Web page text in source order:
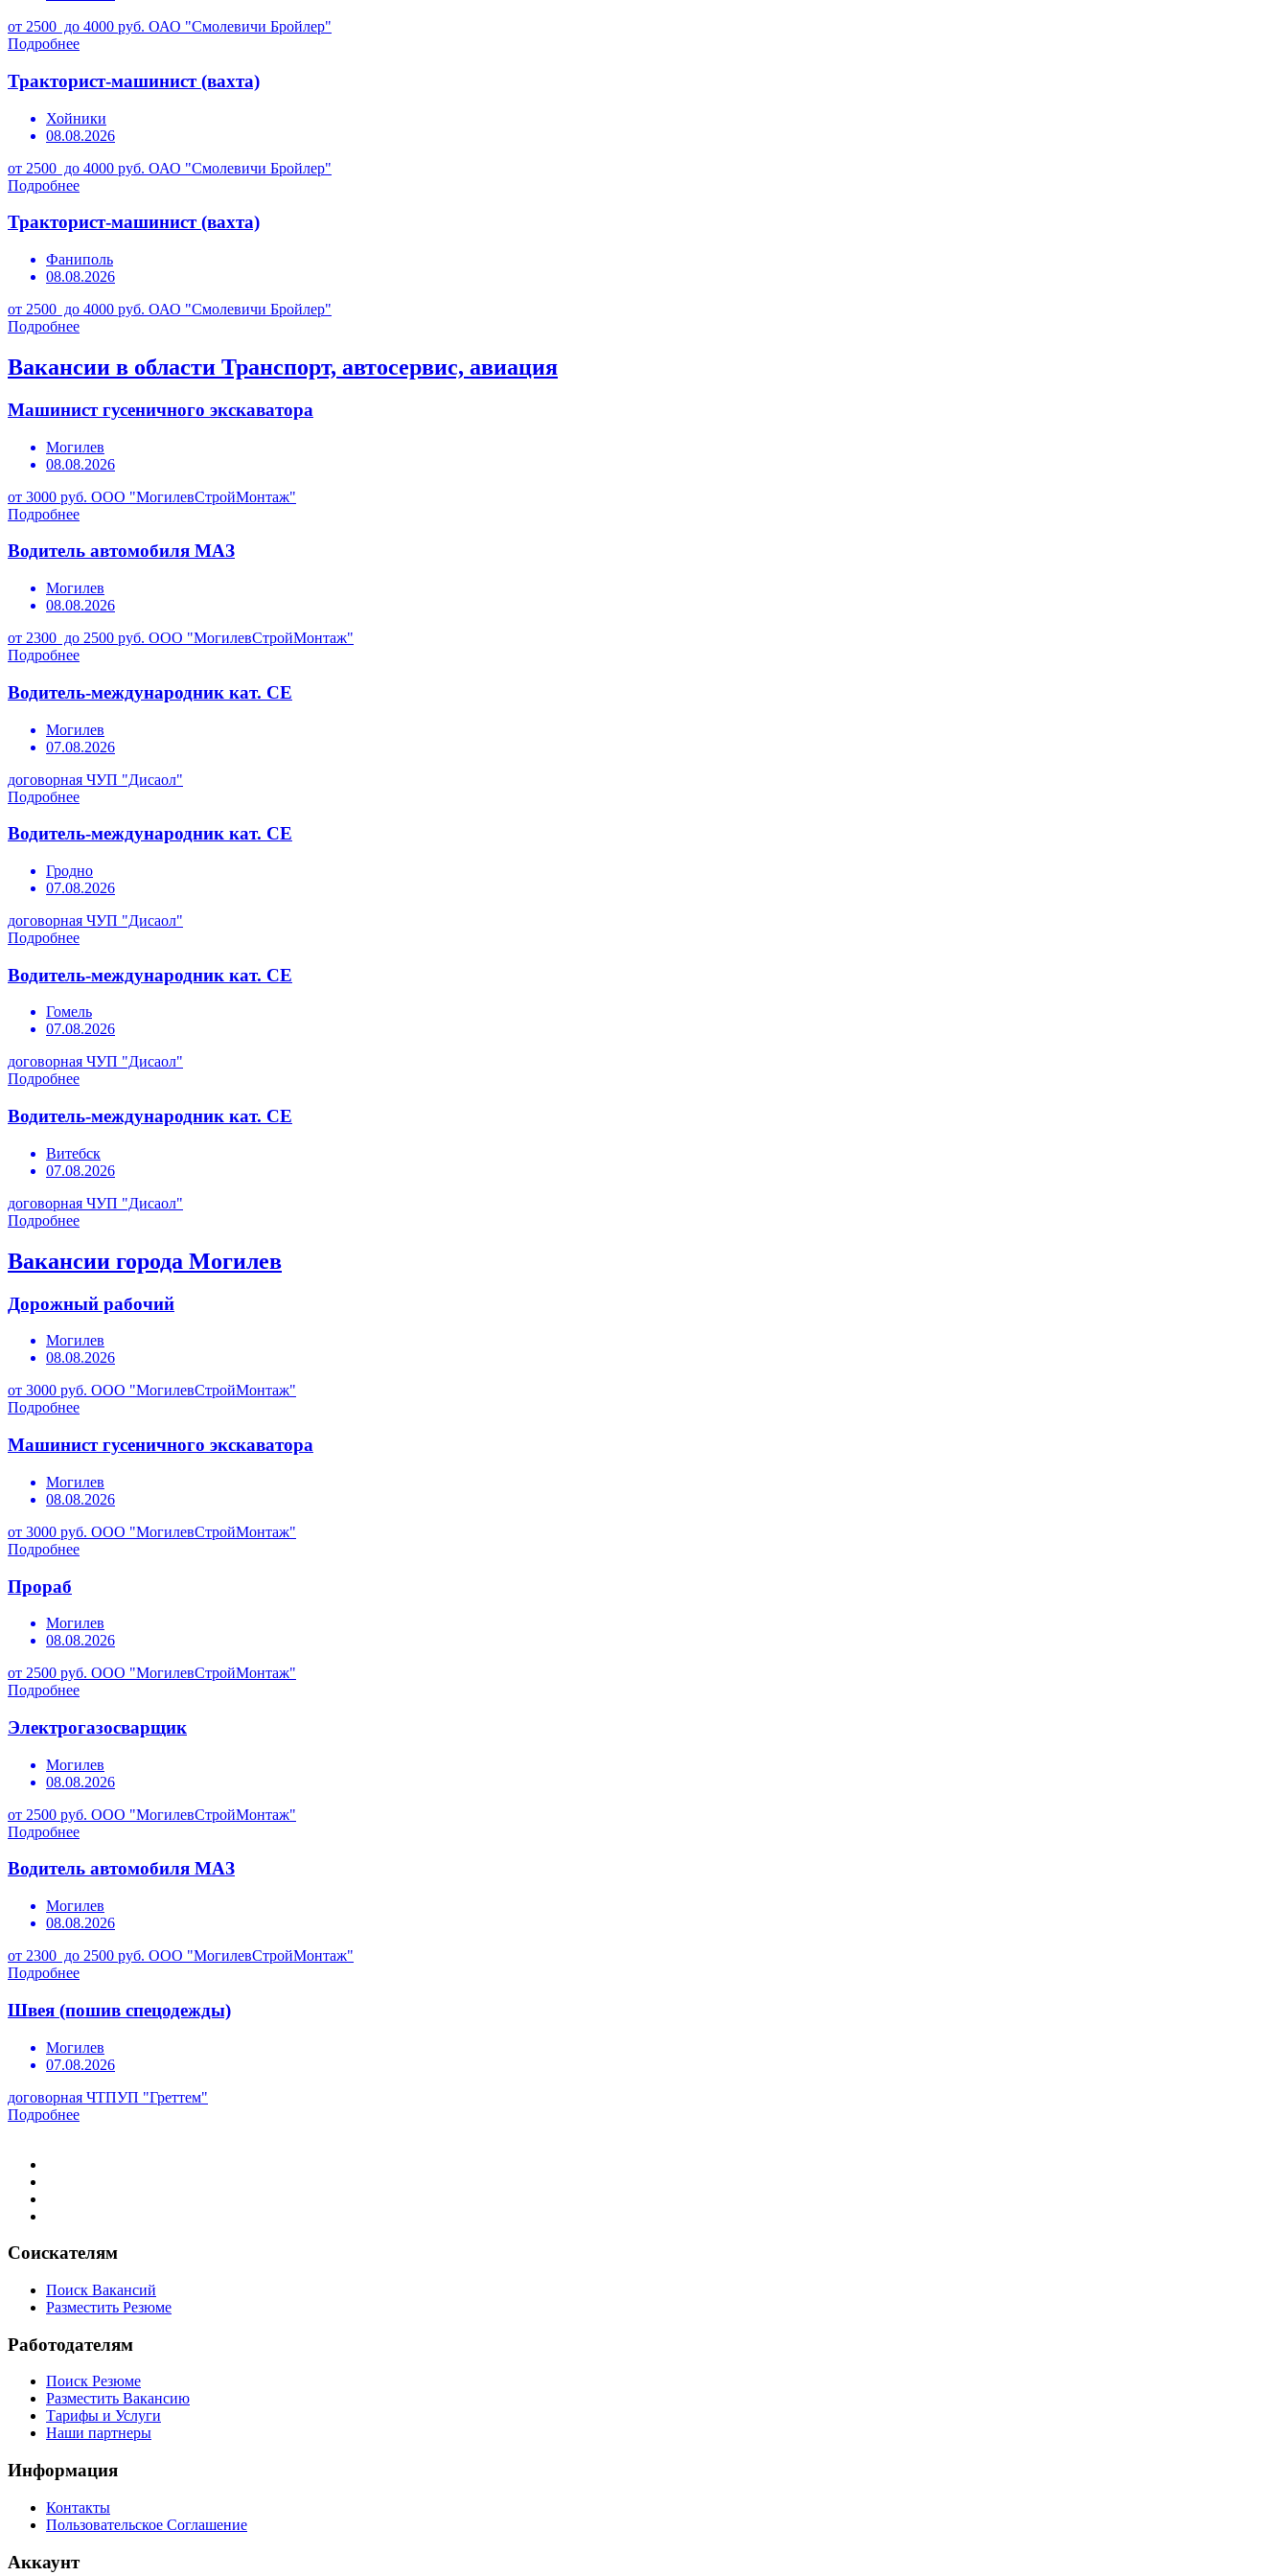
от 2500 до 4000 руб. ОАО "Смолевичи Бройлер"
Подробнее
Тракторист-машинист (вахта)
Хойники
08.08.2026
от 2500 до 4000 руб. ОАО "Смолевичи Бройлер"
Подробнее
Тракторист-машинист (вахта)
Фаниполь
08.08.2026
от 2500 до 4000 руб. ОАО "Смолевичи Бройлер"
Подробнее
Вакансии в области Транспорт, автосервис, авиация
Машинист гусеничного экскаватора
Могилев
08.08.2026
от 3000 руб. ООО "МогилевСтройМонтаж"
Подробнее
Водитель автомобиля МАЗ
Могилев
08.08.2026
от 2300 до 2500 руб. ООО "МогилевСтройМонтаж"
Подробнее
Водитель-международник кат. СЕ
Могилев
07.08.2026
договорная ЧУП "Дисаол"
Подробнее
Водитель-международник кат. СЕ
Гродно
07.08.2026
договорная ЧУП "Дисаол"
Подробнее
Водитель-международник кат. СЕ
Гомель
07.08.2026
договорная ЧУП "Дисаол"
Подробнее
Водитель-международник кат. СЕ
Витебск
07.08.2026
договорная ЧУП "Дисаол"
Подробнее
Вакансии города Могилев
Дорожный рабочий
Могилев
08.08.2026
от 3000 руб. ООО "МогилевСтройМонтаж"
Подробнее
Машинист гусеничного экскаватора
Могилев
08.08.2026
от 3000 руб. ООО "МогилевСтройМонтаж"
Подробнее
Прораб
Могилев
08.08.2026
от 2500 руб. ООО "МогилевСтройМонтаж"
Подробнее
Электрогазосварщик
Могилев
08.08.2026
от 2500 руб. ООО "МогилевСтройМонтаж"
Подробнее
Водитель автомобиля МАЗ
Могилев
08.08.2026
от 2300 до 2500 руб. ООО "МогилевСтройМонтаж"
Подробнее
Швея (пошив спецодежды)
Могилев
07.08.2026
договорная ЧТПУП "Греттем"
Подробнее
Соискателям
Поиск Вакансий
Разместить Резюме
Работодателям
Поиск Резюме
Разместить Вакансию
Тарифы и Услуги
Наши партнеры
Информация
Контакты
Пользовательское Соглашение
Аккаунт